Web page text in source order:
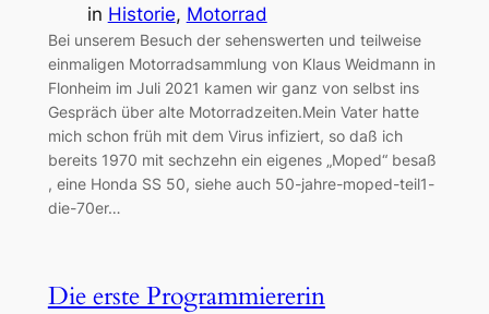
in Historie, Motorrad
Bei unserem Besuch der sehenswerten und teilweise
einmaligen Motorradsammlung von Klaus Weidmann in
Flonheim im Juli 2021 kamen wir ganz von selbst ins
Gespräch über alte Motorradzeiten.Mein Vater hatte
mich schon früh mit dem Virus infiziert, so daß ich
bereits 1970 mit sechzehn ein eigenes „Moped“ besaß
, eine Honda SS 50, siehe auch 50-jahre-moped-teil1-
die-70er…
Die erste Programmiererin